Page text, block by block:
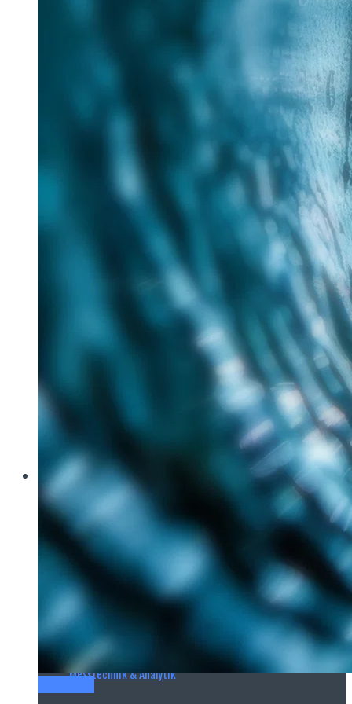
Im Rahmen des Messe-Mottos „Lösungen für eine
verantwortungsvolle Zukunft“ hat Tracto auf der IFAT
nachhaltige Verfahren für die zukunftsorientierte
Aquatech Amsterdam
Brau Beviale
Hannover Messe
IFAT
E‑Mag
Wasseraufbereitung
Wasserbehandlung
Wasserinfrastruktur
Anlagen & Komponenten
Messtechnik & Analytik